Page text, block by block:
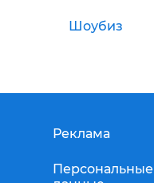
Шоубиз
Реклама
Персональные